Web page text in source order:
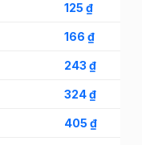
125 ₫
166 ₫
243 ₫
324 ₫
405 ₫